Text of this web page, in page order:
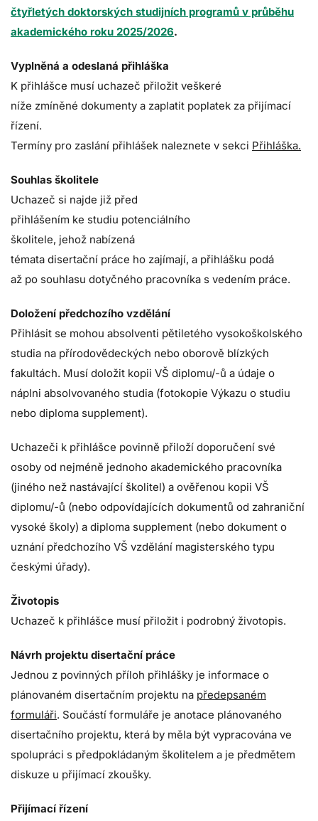
čtyřletých doktorských studijních programů v průběhu
akademického roku 2025/2026.
Vyplněná a odeslaná přihláška
K přihlášce musí uchazeč přiložit veškeré
níže zmíněné dokumenty a zaplatit poplatek za přijímací
řízení.
Termíny pro zaslání přihlášek naleznete v sekci Přihláška.
Souhlas školitele
Uchazeč si najde již před
přihlášením ke studiu potenciálního
školitele, jehož nabízená
témata disertační práce ho zajímají, a přihlášku podá
až po souhlasu dotyčného pracovníka s vedením práce.
Doložení předchozího vzdělání
Přihlásit se mohou absolventi pětiletého vysokoškolského
studia na přírodovědeckých nebo oborově blízkých
fakultách. Musí doložit kopii VŠ diplomu/-ů a údaje o
náplni absolvovaného studia (fotokopie Výkazu o studiu
nebo diploma supplement).
Uchazeči k přihlášce povinně přiloží doporučení své
osoby od nejméně jednoho akademického pracovníka
(jiného než nastávající školitel) a ověřenou kopii VŠ
diplomu/-ů (nebo odpovídajících dokumentů od zahraniční
vysoké školy) a diploma supplement (nebo dokument o
uznání předchozího VŠ vzdělání magisterského typu
českými úřady).
Životopis
Uchazeč k přihlášce musí přiložit i podrobný životopis.
Návrh projektu disertační práce
Jednou z povinných příloh přihlášky je informace o
plánovaném disertačním projektu na předepsaném
formuláři. Součástí formuláře je anotace plánovaného
disertačního projektu, která by měla být vypracována ve
spolupráci s předpokládaným školitelem a je předmětem
diskuze u přijímací zkoušky.
Přijímací řízení